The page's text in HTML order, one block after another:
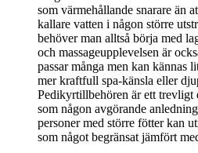
som värmehållande snarare än
kallare vatten i någon större
behöver man alltså börja med
och massageupplevelsen är
passar många men kan kännas
mer kraftfull spa-känsla eller
Pedikyrtillbehören är ett trevligt
som någon avgörande
personer med större fötter kan
som något begränsat jämfört